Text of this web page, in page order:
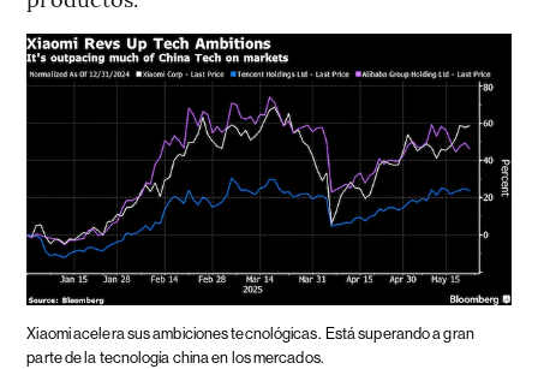
Xiaomi acelera sus ambiciones tecnológicas. Está superando a gran
parte de la tecnología china en los mercados.